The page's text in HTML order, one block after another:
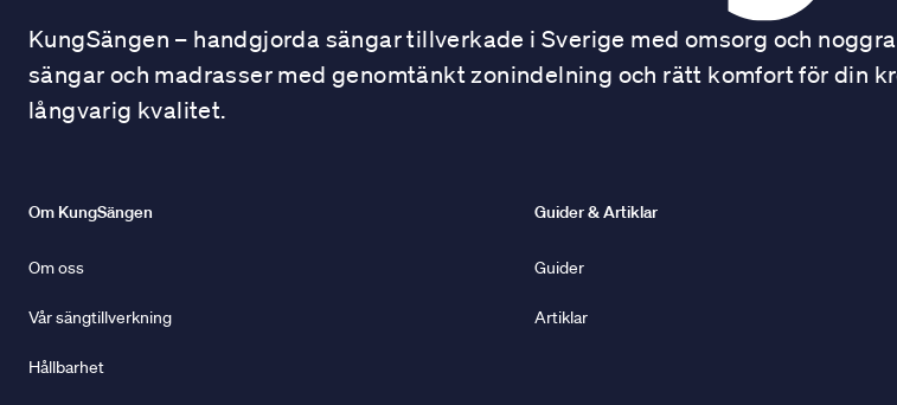
KungSängen – handgjorda sängar tillverkade i Sverige med omsorg och
sängar och madrasser med genomtänkt zonindelning och rätt komfort för din
långvarig kvalitet.
Om KungSängen
Om oss
Vår sängtillverkning
Hållbarhet
Guider & Artiklar
Guider
Artiklar